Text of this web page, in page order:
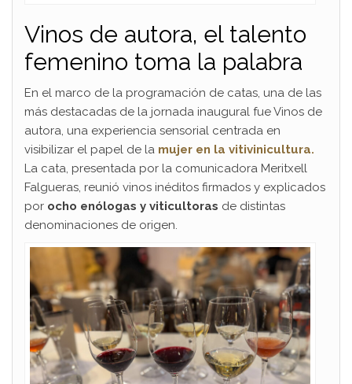
Vinos de autora, el talento
femenino toma la palabra
En el marco de la programación de catas, una de las
más destacadas de la jornada inaugural fue Vinos de
autora, una experiencia sensorial centrada en
visibilizar el papel de la mujer en la vitivinicultura.
La cata, presentada por la comunicadora Meritxell
Falgueras, reunió vinos inéditos firmados y explicados
por ocho enólogas y viticultoras de distintas
denominaciones de origen.